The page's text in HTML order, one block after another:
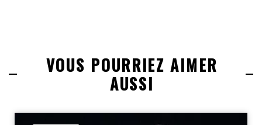
VOUS POURRIEZ AIMER
AUSSI